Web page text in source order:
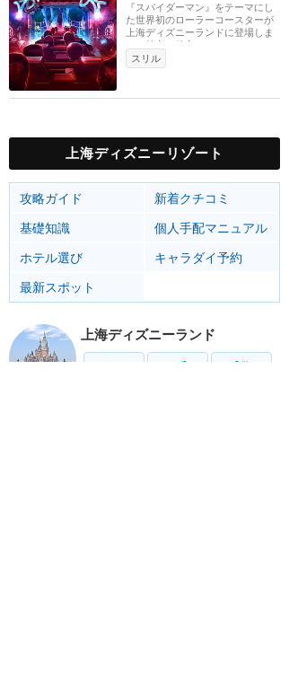
『スパイダーマン』をテーマにし
た世界初のローラーコースターが
上海ディズニーランドに登場しま
す。前方や後方に...
スリル
上海ディズニーリゾート
攻略ガイド
新着クチコミ
基礎知識
個人手配マニュアル
ホテル選び
キャラダイ予約
最新スポット
上海ディズニーランド